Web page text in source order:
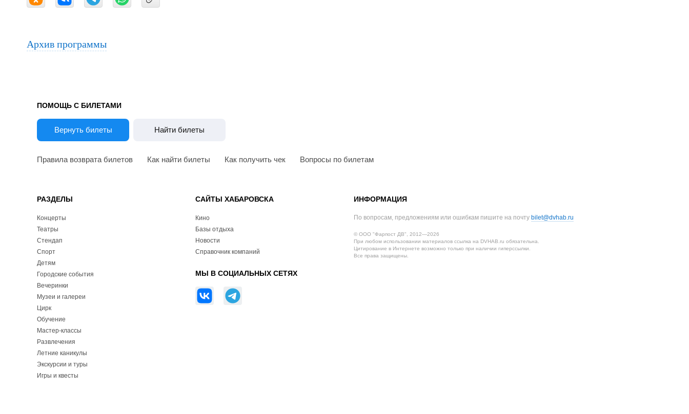
Архив программы
ПОМОЩЬ С БИЛЕТАМИ
Вернуть билеты Найти билеты
Правила возврата билетов Как найти билеты Как получить чек Вопросы по билетам
РАЗДЕЛЫ
Концерты
Театры
Стендап
Спорт
Детям
Городские события
Вечеринки
Музеи и галереи
Цирк
Обучение
Мастер-классы
Развлечения
Летние каникулы
Экскурсии и туры
Игры и квесты
САЙТЫ ХАБАРОВСКА
Кино
Базы отдыха
Новости
Справочник компаний
МЫ В СОЦИАЛЬНЫХ СЕТЯХ
ИНФОРМАЦИЯ
По вопросам, предложениям или ошибкам пишите на почту bilet@dvhab.ru
© ООО "Фарпост ДВ", 2012—2026
При любом использовании материалов ссылка на DVHAB.ru обязательна.
Цитирование в Интернете возможно только при наличии гиперссылки.
Все права защищены.